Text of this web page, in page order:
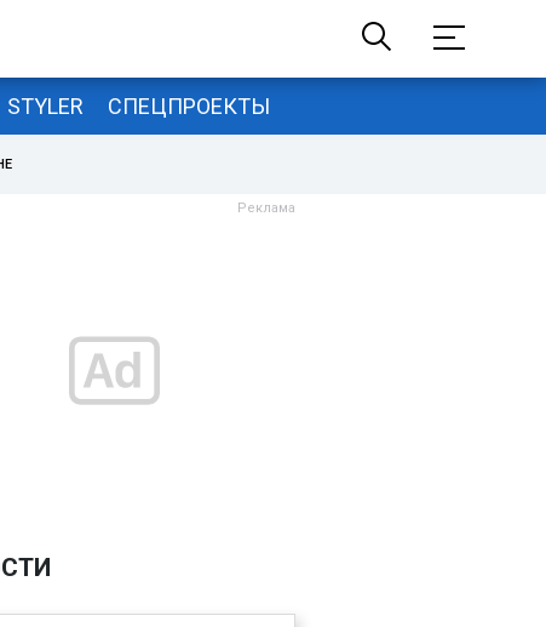
STYLER СПЕЦПРОЕКТЫ